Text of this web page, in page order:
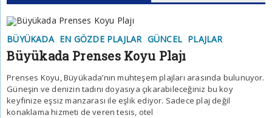
BÜYÜKADA EN GÖZDE PLAJLAR GÜNCEL PLAJLAR
Büyükada Prenses Koyu Plajı
Prenses Koyu, Büyükada’nın muhteşem plajları arasında bulunuyor.
Güneşin ve denizin tadını doyasıya çıkarabileceğiniz bu koy
keyfinize eşsiz manzarası ile eşlik ediyor. Sadece plaj değil
konaklama hizmeti de veren tesis, otel